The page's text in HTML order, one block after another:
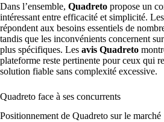
Dans l’ensemble, Quadreto propose un
intéressant entre efficacité et simplicité.
répondent aux besoins essentiels de
tandis que les inconvénients concernent
plus spécifiques. Les avis Quadreto
plateforme reste pertinente pour ceux qui
solution fiable sans complexité excessive.
Quadreto face à ses concurrents
Positionnement de Quadreto sur le marché